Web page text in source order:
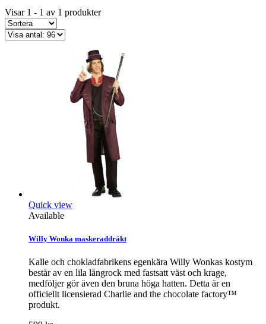
Visar 1 - 1 av 1 produkter
Quick view
Available
Willy Wonka maskeraddräkt
Kalle och chokladfabrikens egenkära Willy Wonkas kostym
består av en lila långrock med fastsatt väst och krage,
medföljer gör även den bruna höga hatten. Detta är en
officiellt licensierad Charlie and the chocolate factory™
produkt.